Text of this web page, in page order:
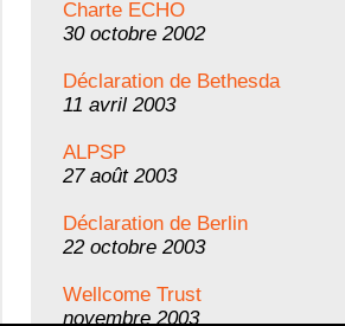
Charte ECHO
30 octobre 2002
Déclaration de Bethesda
11 avril 2003
ALPSP
27 août 2003
Déclaration de Berlin
22 octobre 2003
Wellcome Trust
novembre 2003